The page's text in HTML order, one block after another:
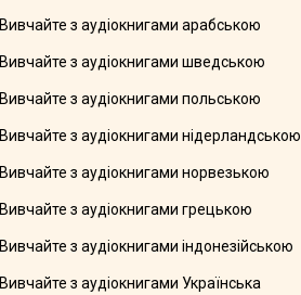
Вивчайте з аудіокнигами арабською
Вивчайте з аудіокнигами шведською
Вивчайте з аудіокнигами польською
Вивчайте з аудіокнигами нідерландською
Вивчайте з аудіокнигами норвезькою
Вивчайте з аудіокнигами грецькою
Вивчайте з аудіокнигами індонезійською
Вивчайте з аудіокнигами Українська